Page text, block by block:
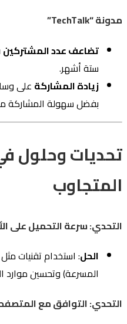
مدونة “TechTalk”
تضاعف عدد المشتركين
ستة أشهر.
زيادة المشاركة على
بفضل سهولة المشاركة
تحديات وحلول
المتجاوب
التحدي: سرعة التحميل على
الحل: استخدام تقنيات مثل
المسرعة) وتحسين موارد
التحدي: التوافق مع